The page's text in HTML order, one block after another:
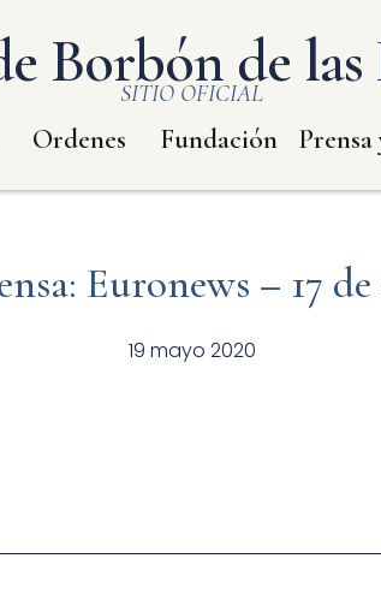
Borbón de
SITIO OFICIAL
Ordenes Fundación
Euronews – 17
19 mayo 2020